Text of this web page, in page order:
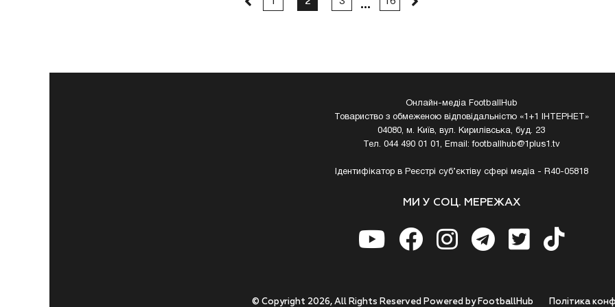
Онлайн-медіа FootballHub
Товариство з обмеженою відповідальністю «1+1 ІНТЕРНЕТ»
04080, м. Київ, вул. Кирилівська, буд. 23
Тел. 044 490 01 01, Email:footballhub@1plus1.tv
Ідентифікатор в Реєстрі суб’єктіву сфері медіа - R40-05818
МИ У СОЦ. МЕРЕЖАХ
Полiтика
© Copyright 2026, All Rights Reserved Powered by FootballHub